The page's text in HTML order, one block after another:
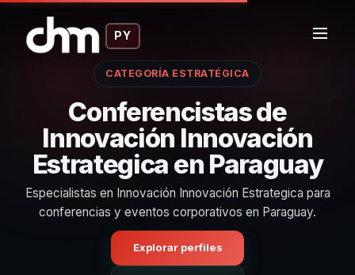
PY
CATEGORÍA ESTRATÉGICA
Conferencistas de
Innovación Innovación
Estrategica en Paraguay
Especialistas en Innovación Innovación Estrategica para
conferencias y eventos corporativos en Paraguay.
Explorar perfiles